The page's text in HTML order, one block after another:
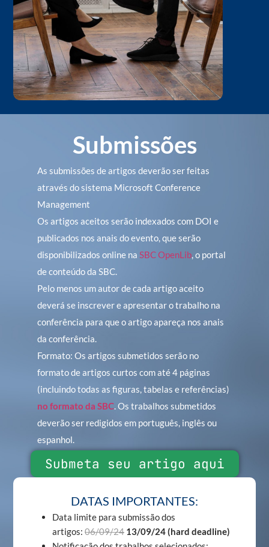
Submissões
As submissões de artigos deverão ser feitas
através do sistema Microsoft Conference
Management
Os artigos aceitos serão indexados com DOI e
publicados nos anais do evento, que serão
disponibilizados online naSBC OpenLib, o portal
de conteúdo da SBC.
Pelo menos um autor de cada artigo aceito
deverá se inscrever e apresentar o trabalho na
conferência para que o artigo apareça nos anais
da conferência.
Formato: Os artigos submetidos serão no
formato de artigos curtos com até 4 páginas
(incluindo todas as figuras, tabelas e referências)
no formato da SBC. Os trabalhos submetidos
deverão ser redigidos em português, inglês ou
espanhol.
Submeta seu artigo aqui
DATAS IMPORTANTES:
Data limite para submissão dos
artigos:06/09/24 13/09/24 (hard deadline)